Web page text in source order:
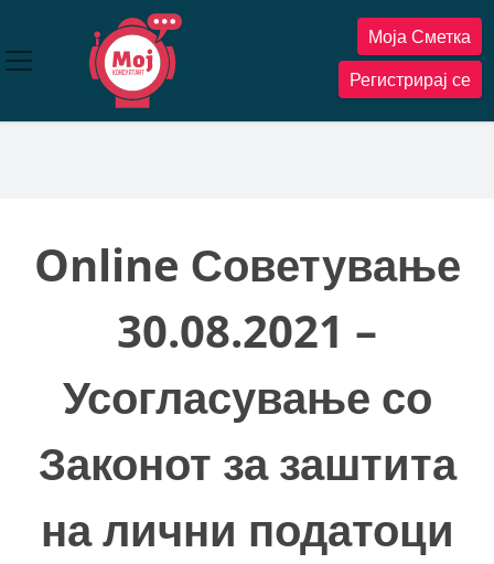
содржината
Моја Сметка
Регистрирај се
Online Советување
30.08.2021 –
Усогласување со
Законот за заштита
на лични податоци